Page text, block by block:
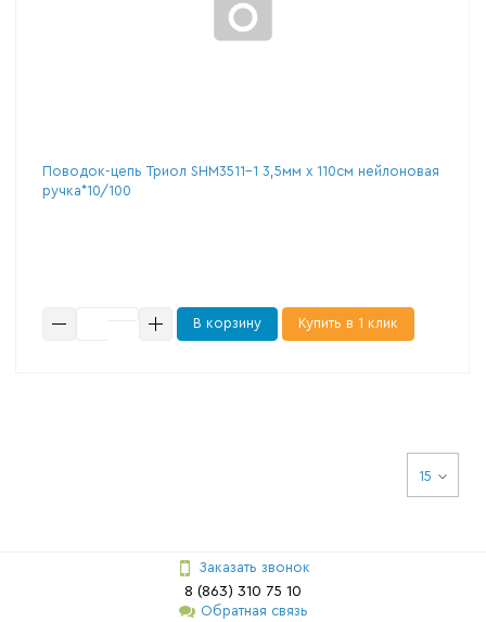
Поводок-цепь Триол SHM3511-1 3,5мм х 110см нейлоновая
ручка*10/100
В корзину Купить в 1 клик
15
Заказать звонок
8 (863) 310 75 10
Обратная связь